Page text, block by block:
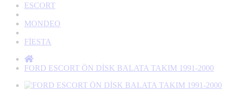
ESCORT
MONDEO
FİESTA
FORD ESCORT ÖN DİSK BALATA TAKIM 1991-2000